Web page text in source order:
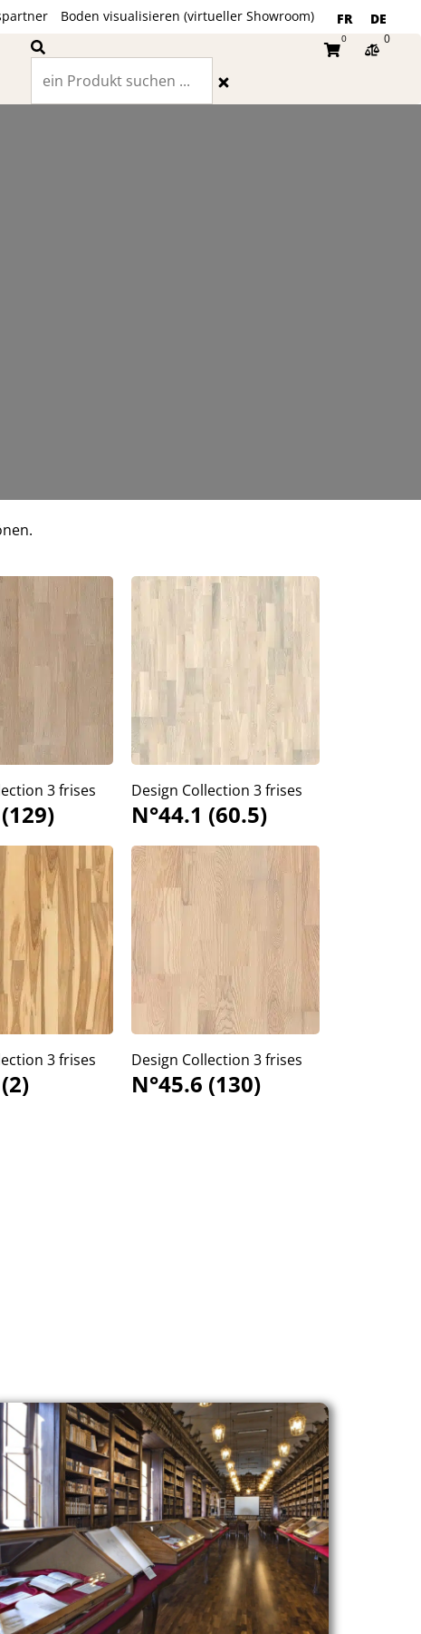
FR DE
Boden visualisieren (virtueller Showroom)
Suche 0
Warenkorb
0
3 frises Design Collection 3 frises
N°44.1 (60.5)
3 frises Design Collection 3 frises
N°45.6 (130)